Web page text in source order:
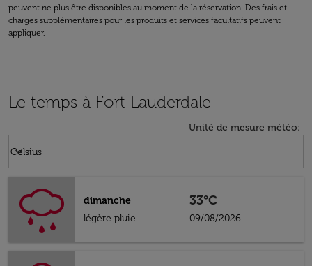
peuvent ne plus être disponibles au moment de la réservation. Des frais et
charges supplémentaires pour les produits et services facultatifs peuvent
appliquer.
Le temps à Fort Lauderdale
Unité de mesure météo:
Celsius
keyboard_arrow_down
dimanche
légère pluie
33°C
09/08/2026